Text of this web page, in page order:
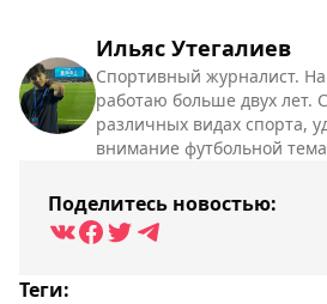
Ильяс Утегалиев
Спортивный журналист.
работаю больше двух лет.
различных видах спорта,
внимание футбольной
Поделитесь новостью:
Теги: